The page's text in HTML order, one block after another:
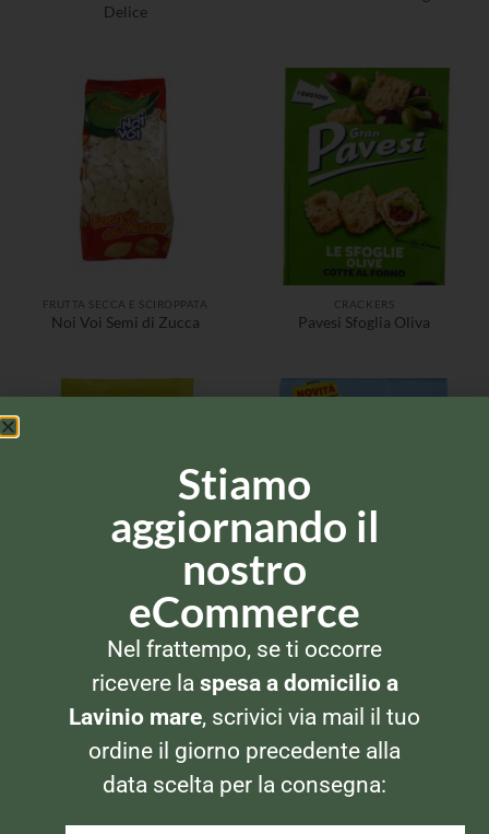
Delice
FRUTTA SECCA E SCIROPPATA
Noi Voi Semi di Zucca
CRACKERS
Pavesi Sfoglia Oliva
SNACK SALATI GRISSINI
Pavesi Tocchetti di Mais
256gr
Stiamo
aggiornando il
nostro
eCommerce
Nel frattempo, se ti occorre
ricevere la spesa a domicilio a
Lavinio mare, scrivici via mail il tuo
ordine il giorno precedente alla
data scelta per la consegna: